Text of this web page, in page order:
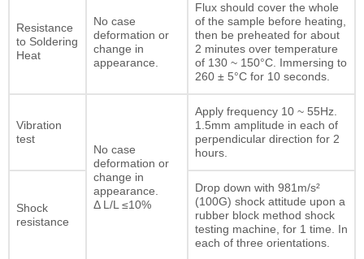
Resistance
to Soldering
Heat
No case
deformation or
change in
appearance.
Flux should cover the whole
of the sample before heating,
then be preheated for about
2 minutes over temperature
of 130 ~ 150°C. Immersing to
260 ± 5°C for 10 seconds.
Vibration
test
No case
deformation or
change in
appearance.
Δ L/L ≤10%
Apply frequency 10 ~ 55Hz.
1.5mm amplitude in each of
perpendicular direction for 2
hours.
Shock
resistance
Drop down with 981m/s²
(100G) shock attitude upon a
rubber block method shock
testing machine, for 1 time. In
each of three orientations.